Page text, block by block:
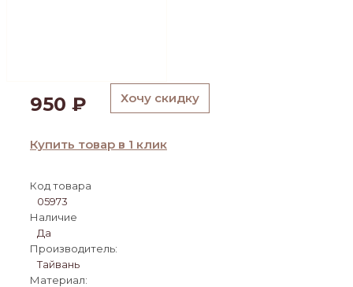
950 ₽ Хочу скидку
Купить товар в 1 клик
Код товара
05973
Наличие
Да
Производитель:
Тайвань
Материал: